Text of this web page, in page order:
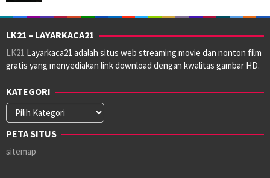
LK21 – LAYARKACA21
LK21 Layarkaca21 adalah situs web streaming movie dan nonton film
gratis yang menyediakan link download dengan kwalitas gambar HD.
KATEGORI
Kategori
PETA SITUS
sitemap